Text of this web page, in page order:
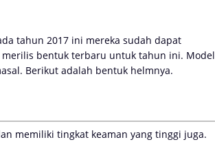
tahun 2017 ini mereka sudah dapat
merilis bentuk terbaru untuk tahun ini. Model
Berikut adalah bentuk helmnya.
memiliki tingkat keaman yang tinggi juga.